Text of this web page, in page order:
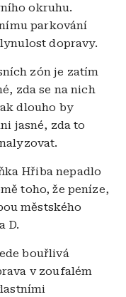
okruhu.
parkování
dopravy.
zón je zatím
zda se na nich
dlouho by
jasné, zda to
Hřiba nepadlo
toho, že peníze,
městského
D.
bouřlivá
v zoufalém